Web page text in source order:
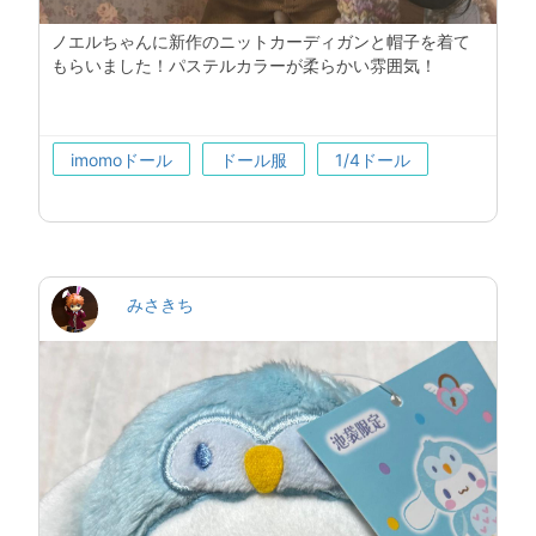
ノエルちゃんに新作のニットカーディガンと帽子を着て
もらいました！パステルカラーが柔らかい雰囲気！
imomoドール ドール服 1/4ドール
みさきち